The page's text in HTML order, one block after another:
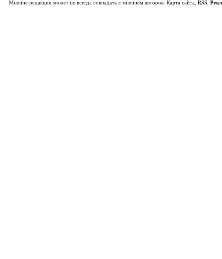
Мнение редакции может не всегда совпадать с мнением авторов. Карта сайта, RSS,